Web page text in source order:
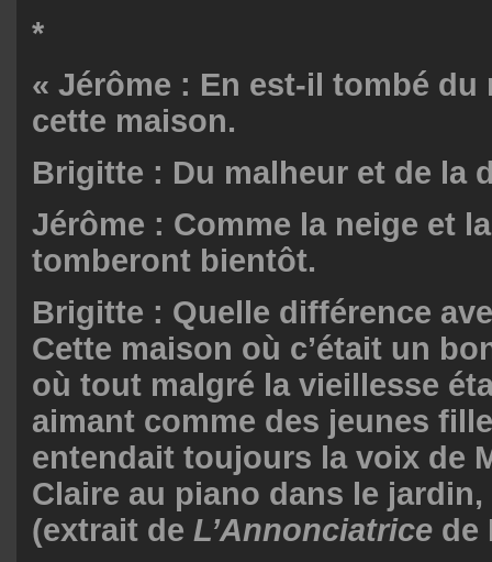
*
« Jérôme : En est-il tombé du
cette maison.
Brigitte : Du malheur et de la
Jérôme : Comme la neige et
tomberont bientôt.
Brigitte : Quelle différence
Cette maison où c’était un
où tout malgré la vieillesse
aimant comme des jeunes
entendait toujours la voix de
Claire au piano dans le
(extrait de L’Annonciatrice de